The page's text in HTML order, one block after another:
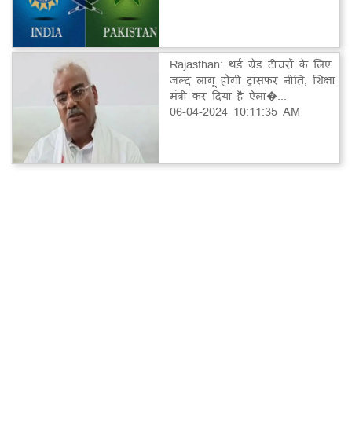
Rajasthan: थर्ड ग्रेड टीचरों के लिए
जल्द लागू होगी ट्रांसफर नीति, शिक्षा
मंत्री कर दिया है ऐला�...
06-04-2024 10:11:35 AM